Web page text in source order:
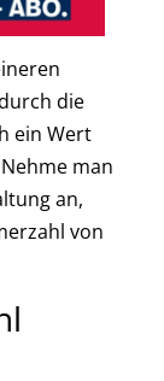
die
ein Wert
man
an,
von